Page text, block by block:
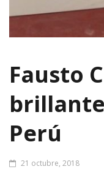
Fausto
Perú
21 octubre, 2018